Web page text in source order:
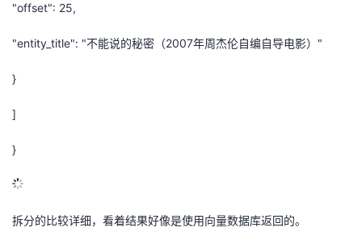
"offset": 25,
"entity_title": "不能说的秘密（2007年周杰伦自编自导电影）"
}
]
}
拆分的比较详细，看着结果好像是使用向量数据库返回的。